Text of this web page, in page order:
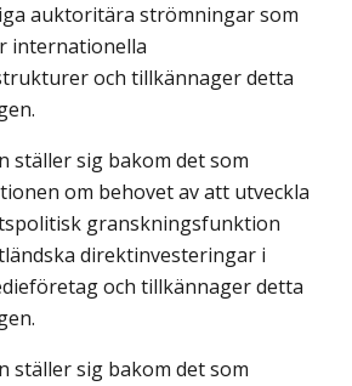
auktoritära strömningar som
internationella
och tillkännager detta
ställer sig bakom det som
om behovet av att utveckla
granskningsfunktion
direktinvesteringar i
och tillkännager detta
ställer sig bakom det som